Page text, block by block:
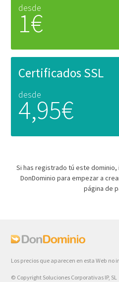
desde
1€
Certificados SSL
desde
4,95€
Si has registrado tú este
DonDominio para empezar a
página de
Los precios que aparecen en esta Web no
© Copyright Soluciones Corporativas IP, SL